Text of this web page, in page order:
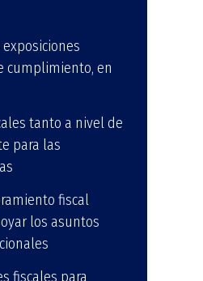
cumplimiento, en
tanto a nivel de
para las
fiscal
los asuntos
fiscales para